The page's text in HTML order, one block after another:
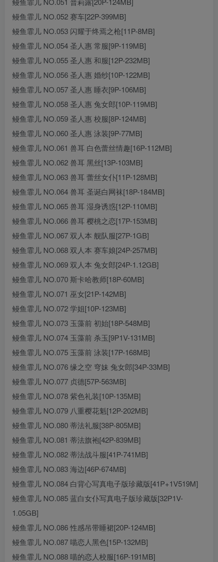
鳗鱼霏儿 NO.052 赛车[22P-399MB]
鳗鱼霏儿 NO.053 闪耀于终焉之枪[11P-8MB]
鳗鱼霏儿 NO.054 圣人惠 常服[9P-119MB]
鳗鱼霏儿 NO.055 圣人惠 和服[12P-232MB]
鳗鱼霏儿 NO.056 圣人惠 婚纱[10P-122MB]
鳗鱼霏儿 NO.057 圣人惠 睡衣[9P-106MB]
鳗鱼霏儿 NO.058 圣人惠 兔女郎[10P-119MB]
鳗鱼霏儿 NO.059 圣人惠 校服[8P-124MB]
鳗鱼霏儿 NO.060 圣人惠 泳装[9P-77MB]
鳗鱼霏儿 NO.061 兽耳 白色蕾丝情趣[16P-112MB]
鳗鱼霏儿 NO.062 兽耳 黑丝[13P-103MB]
鳗鱼霏儿 NO.063 兽耳 蕾丝女仆[11P-128MB]
鳗鱼霏儿 NO.064 兽耳 圣诞白网袜[18P-184MB]
鳗鱼霏儿 NO.065 兽耳 湿身诱惑[12P-110MB]
鳗鱼霏儿 NO.066 兽耳 樱桃之恋[17P-153MB]
鳗鱼霏儿 NO.067 双人本 舰队服[27P-1GB]
鳗鱼霏儿 NO.068 双人本 赛车娘[24P-257MB]
鳗鱼霏儿 NO.069 双人本 兔女郎[24P-1.12GB]
鳗鱼霏儿 NO.070 斯卡哈教师[18P-60MB]
鳗鱼霏儿 NO.071 巫女[21P-142MB]
鳗鱼霏儿 NO.072 学姐[10P-123MB]
鳗鱼霏儿 NO.073 玉藻前 初始[18P-548MB]
鳗鱼霏儿 NO.074 玉藻前 杀玉[9P1V-131MB]
鳗鱼霏儿 NO.075 玉藻前 泳装[17P-168MB]
鳗鱼霏儿 NO.076 缘之空 穹妹 兔女郎[34P-33MB]
鳗鱼霏儿 NO.077 贞德[57P-563MB]
鳗鱼霏儿 NO.078 紫色礼装[10P-135MB]
鳗鱼霏儿 NO.079 八重樱花魁[12P-202MB]
鳗鱼霏儿 NO.080 蒂法礼服[38P-805MB]
鳗鱼霏儿 NO.081 蒂法旗袍[42P-839MB]
鳗鱼霏儿 NO.082 蒂法战斗服[41P-741MB]
鳗鱼霏儿 NO.083 海边[46P-674MB]
鳗鱼霏儿 NO.084 白背心写真电子版珍藏版[41P+1V519M]
鳗鱼霏儿 NO.085 蓝白女仆写真电子版珍藏版[32P1V-
1.05GB]
鳗鱼霏儿 NO.086 性感吊带睡裙[20P-124MB]
鳗鱼霏儿 NO.087 喵恋人黑色[15P-132MB]
鳗鱼霏儿 NO.088 喵的恋人校服[16P-191MB]